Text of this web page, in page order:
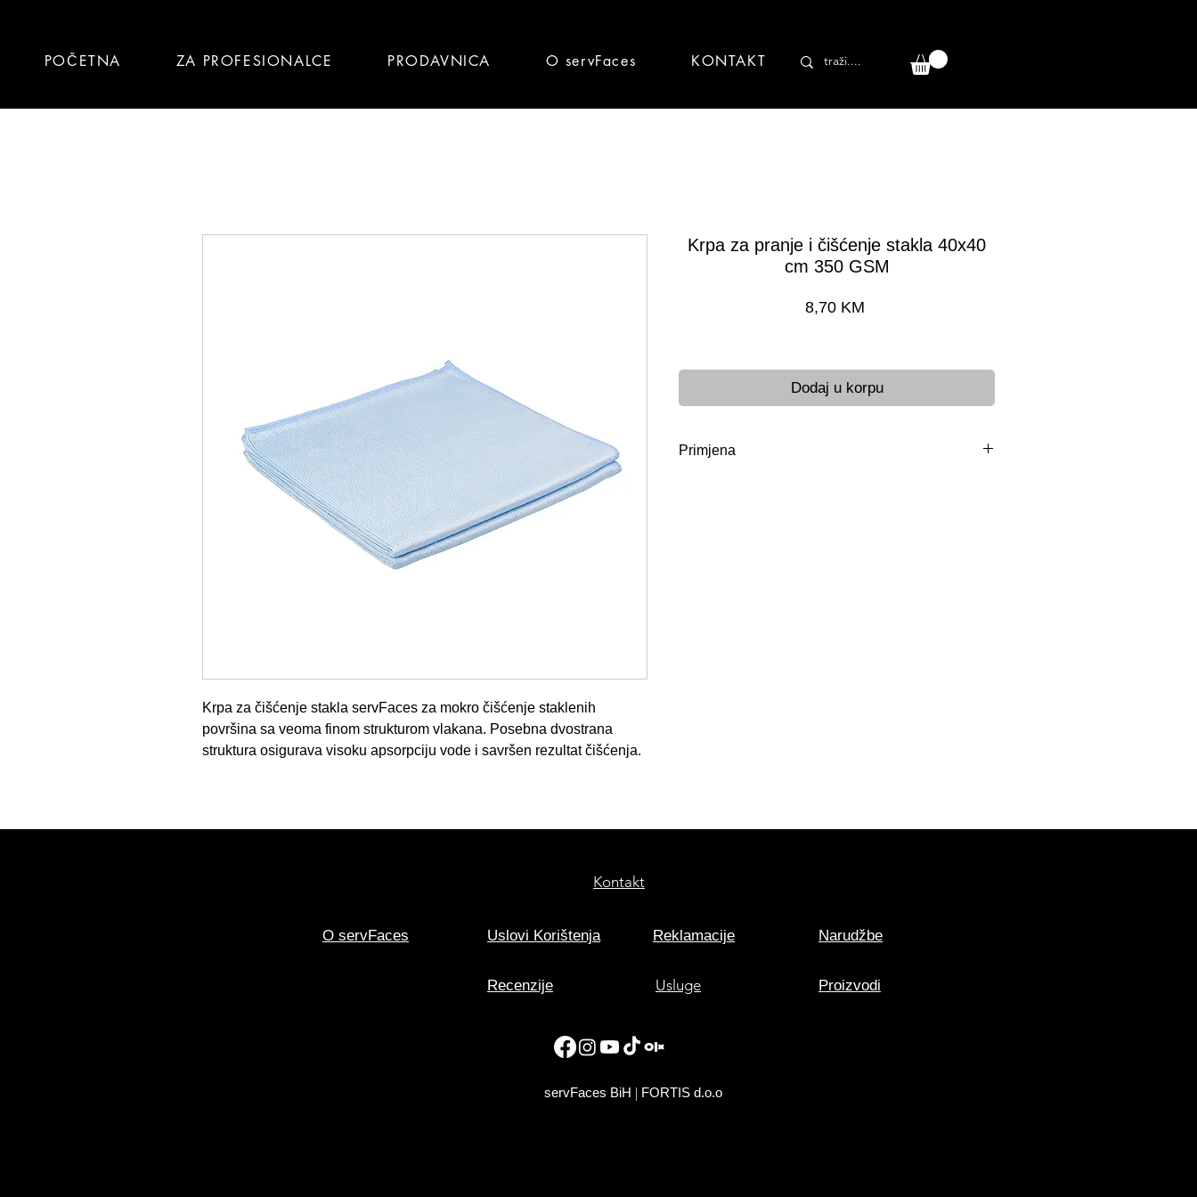
POČETNA ZA PROFESIONALCE PRODAVNICA O servFaces KONTAKT
Krpa za čišćenje stakla servFaces za mokro čišćenje staklenih
površina sa veoma finom strukturom vlakana. Posebna dvostrana
struktura osigurava visoku apsorpciju vode i savršen rezultat čišćenja.
Krpa za pranje i čišćenje stakla 40x40
cm 350 GSM
8,70 KMCijena
Dodaj u korpu
Primjena
Kontakt
O servFaces Uslovi Korištenja Reklamacije Narudžbe
Recenzije Usluge Proizvodi
servFaces BiH | FORTIS d.o.o